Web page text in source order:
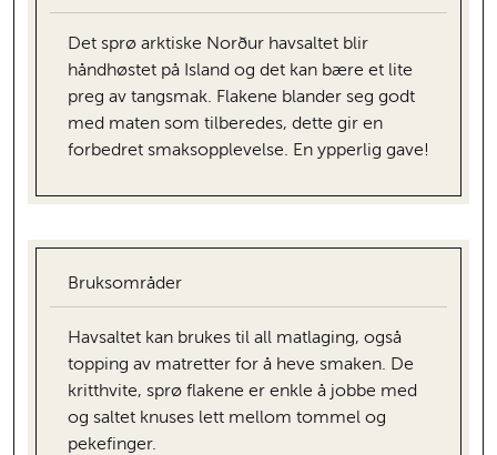
Det sprø arktiske Norður havsaltet blir
håndhøstet på Island og det kan bære et lite
preg av tangsmak. Flakene blander seg godt
med maten som tilberedes, dette gir en
forbedret smaksopplevelse. En ypperlig gave!
Bruksområder
Havsaltet kan brukes til all matlaging, også
topping av matretter for å heve smaken. De
kritthvite, sprø flakene er enkle å jobbe med
og saltet knuses lett mellom tommel og
pekefinger.